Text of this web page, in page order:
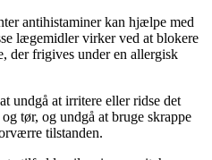
antihistaminer kan hjælpe med
lægemidler virker ved at blokere
der frigives under en allergisk
undgå at irritere eller ridse det
tør, og undgå at bruge skrappe
tilstanden.